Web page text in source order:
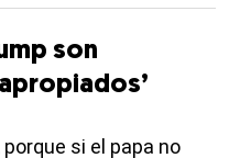
son
porque si el papa no